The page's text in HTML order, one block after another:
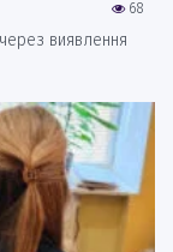
68
виявлення